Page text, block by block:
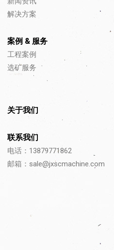
解决方案
案例 & 服务
工程案例
选矿服务
关于我们
联系我们
电话：13879771862
邮箱： sale@jxscmachine.com